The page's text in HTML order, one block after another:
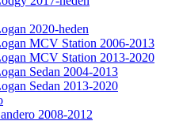
2020-heden
MCV Station 2006-2013
MCV Station 2013-2020
Sedan 2004-2013
Sedan 2013-2020
2008-2012